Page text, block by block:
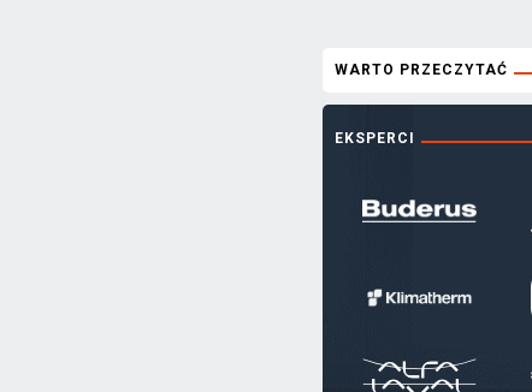
WARTO PRZECZYTAĆ
EKSPERCI